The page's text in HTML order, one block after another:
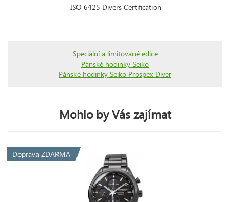
ISO 6425 Divers Certification
Speciální a limitované edice
Pánské hodinky Seiko
Pánské hodinky Seiko Prospex Diver
Mohlo by Vás zajímat
Doprava ZDARMA